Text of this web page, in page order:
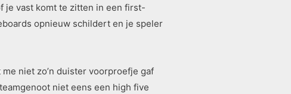
je vast komt te zitten in een first-
opnieuw schildert en je speler
niet zo’n duister voorproefje gaf
niet eens een high five